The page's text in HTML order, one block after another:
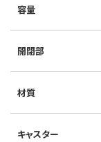
容量
開閉部
材質
キャスター